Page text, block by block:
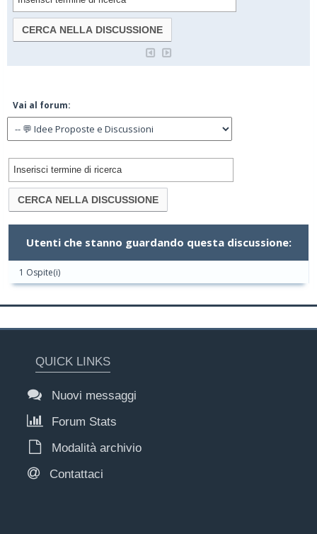
Vai al forum:
Utenti che stanno guardando questa discussione:
1 Ospite(i)
QUICK LINKS
Nuovi messaggi
Forum Stats
Modalità archivio
Contattaci